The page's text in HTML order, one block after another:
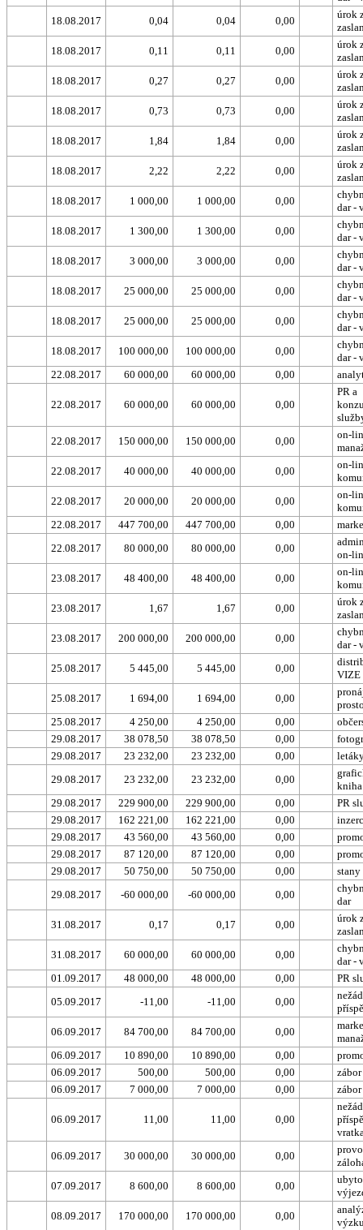
18.08.2017
0,04 0,04 0,00
úrok
18.08.2017
0,11 0,11 0,00
úrok
18.08.2017
0,27 0,27 0,00
úrok
18.08.2017
0,73 0,73 0,00
úrok
18.08.2017
1,84 1,84 0,00
úrok
18.08.2017
2,22 2,22 0,00
úrok
18.08.2017
1 000,00 1 000,00 0,00
dar -
18.08.2017
1 300,00 1 300,00 0,00
dar -
18.08.2017
3 000,00 3 000,00 0,00
dar -
18.08.2017
25 000,00 25 000,00 0,00
dar -
18.08.2017
25 000,00 25 000,00 0,00
dar -
18.08.2017
100 000,00 100 000,00 0,00
dar -
22.08.2017
60 000,00 60 000,00 0,00
22.08.2017 60 000,00 60 000,00 0,00
PR a
22.08.2017
150 000,00 150 000,00 0,00
on-
22.08.2017
40 000,00 40 000,00 0,00
on-
22.08.2017
20 000,00 20 000,00 0,00
on-
22.08.2017
447 700,00 447 700,00 0,00
22.08.2017
80 000,00 80 000,00 0,00
on-
23.08.2017
48 400,00 48 400,00 0,00
on-
23.08.2017
1,67 1,67 0,00
úrok
23.08.2017
200 000,00 200 000,00 0,00
dar -
25.08.2017
5 445,00 5 445,00 0,00
VIZE
25.08.2017
1 694,00 1 694,00 0,00
25.08.2017
4 250,00 4 250,00 0,00
29.08.2017
38 078,50 38 078,50 0,00
29.08.2017
23 232,00 23 232,00 0,00
29.08.2017
23 232,00 23 232,00 0,00
29.08.2017
229 900,00 229 900,00 0,00
PR
29.08.2017
162 221,00 162 221,00 0,00
29.08.2017
43 560,00 43 560,00 0,00
29.08.2017
87 120,00 87 120,00 0,00
29.08.2017
50 750,00 50 750,00 0,00
stany
29.08.2017
-60 000,00 -60 000,00 0,00
dar
31.08.2017
0,17 0,17 0,00
úrok
31.08.2017
60 000,00 60 000,00 0,00
dar -
01.09.2017
48 000,00 48 000,00 0,00
PR
05.09.2017
-11,00 -11,00 0,00
06.09.2017
84 700,00 84 700,00 0,00
06.09.2017
10 890,00 10 890,00 0,00
06.09.2017
500,00 500,00 0,00
zábor
06.09.2017
7 000,00 7 000,00 0,00 zábor
06.09.2017 11,00 11,00 0,00
06.09.2017
30 000,00 30 000,00 0,00
07.09.2017
8 600,00 8 600,00 0,00
08.09.2017
170 000,00 170 000,00 0,00